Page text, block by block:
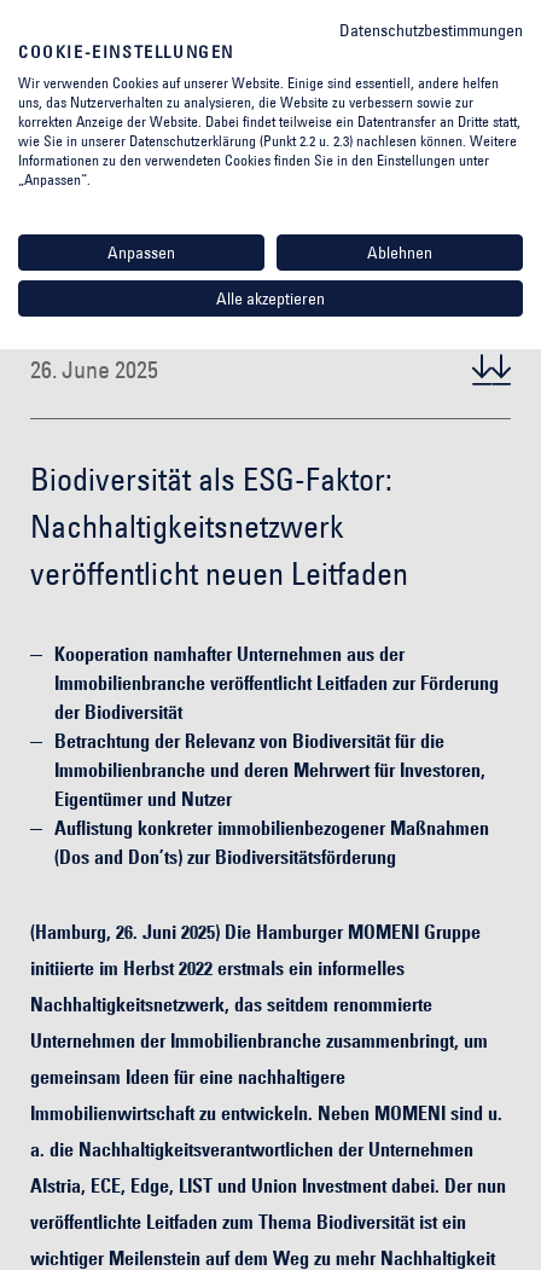
26. June 2025
Biodiversität als ESG-Faktor:
Nachhaltigkeitsnetzwerk
veröffentlicht neuen Leitfaden
Kooperation namhafter Unternehmen aus der
Immobilienbranche veröffentlicht Leitfaden zur Förderung
der Biodiversität
Betrachtung der Relevanz von Biodiversität für die
Immobilienbranche und deren Mehrwert für Investoren,
Eigentümer und Nutzer
Auflistung konkreter immobilienbezogener Maßnahmen
(Dos and Don’ts) zur Biodiversitätsförderung
(Hamburg, 26. Juni 2025) Die Hamburger MOMENI Gruppe
initiierte im Herbst 2022 erstmals ein informelles
Nachhaltigkeitsnetzwerk, das seitdem renommierte
Unternehmen der Immobilienbranche zusammenbringt, um
gemeinsam Ideen für eine nachhaltigere
Immobilienwirtschaft zu entwickeln. Neben MOMENI sind u.
a. die Nachhaltigkeitsverantwortlichen der Unternehmen
Alstria, ECE, Edge, LIST und Union Investment dabei. Der nun
veröffentlichte Leitfaden zum Thema Biodiversität ist ein
wichtiger Meilenstein auf dem Weg zu mehr Nachhaltigkeit
Datenschutzbestimmungen
COOKIE-EINSTELLUNGEN
Wir verwenden Cookies auf unserer Website. Einige sind essentiell, andere helfen
uns, das Nutzerverhalten zu analysieren, die Website zu verbessern sowie zur
korrekten Anzeige der Website. Dabei findet teilweise ein Datentransfer an Dritte statt,
wie Sie in unserer Datenschutzerklärung (Punkt 2.2 u. 2.3) nachlesen können. Weitere
Informationen zu den verwendeten Cookies finden Sie in den Einstellungen unter
„Anpassen“.
Anpassen Ablehnen
Alle akzeptieren